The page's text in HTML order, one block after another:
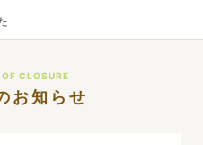
CLOSURE
お知らせ